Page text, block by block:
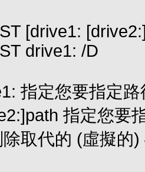
[drive1:
drive1: /D
指定您要指定
指定您要
取代的 (虛擬的)